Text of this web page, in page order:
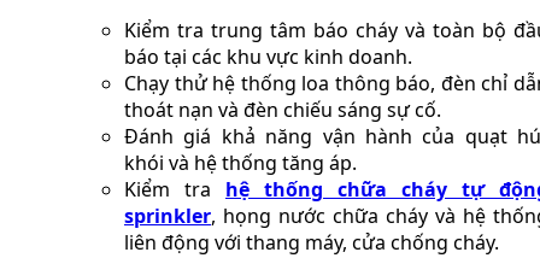
Kiểm tra trung tâm báo cháy và toàn bộ
báo tại các khu vực kinh doanh.
Chạy thử hệ thống loa thông báo, đèn chỉ
thoát nạn và đèn chiếu sáng sự cố.
Đánh giá khả năng vận hành của quạt
khói và hệ thống tăng áp.
Kiểm tra hệ thống chữa cháy tự
sprinkler, họng nước chữa cháy và hệ
liên động với thang máy, cửa chống cháy.